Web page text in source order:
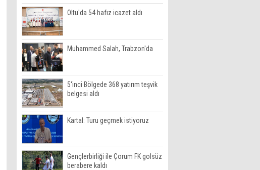
Oltu'da 54 hafız icazet aldı
Muhammed Salah, Trabzon'da
5'inci Bölgede 368 yatırım teşvik
belgesi aldı
Kartal: Turu geçmek istiyoruz
Gençlerbirliği ile Çorum FK golsüz
berabere kaldı